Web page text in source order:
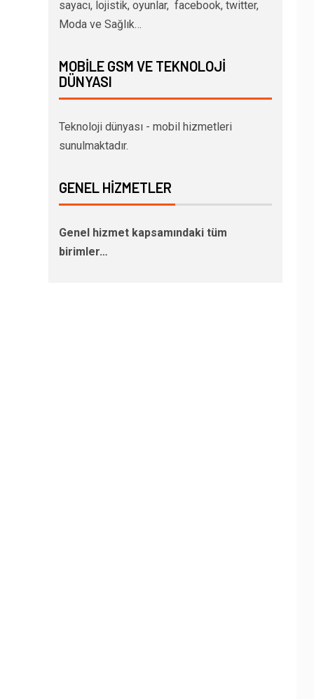
sayacı, lojistik, oyunlar, facebook, twitter,
Moda ve Sağlık…
MOBILE GSM VE TEKNOLOJI
DÜNYASI
Teknoloji dünyası - mobil hizmetleri
sunulmaktadır.
GENEL HIZMETLER
Genel hizmet kapsamındaki tüm
birimler…